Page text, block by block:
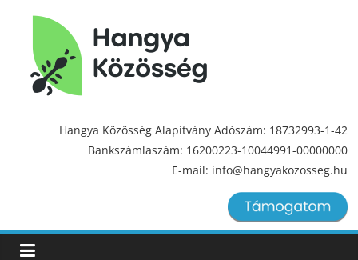
Hangya
Közösség
Hangya Közösség Alapítvány Adószám: 18732993-1-42
Bankszámlaszám: 16200223-10044991-00000000
E-mail: info@hangyakozosseg.hu